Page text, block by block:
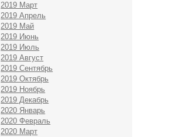
2019 Март
2019 Апрель
2019 Май
2019 Июнь
2019 Июль
2019 Август
2019 Сентябрь
2019 Октябрь
2019 Ноябрь
2019 Декабрь
2020 Январь
2020 Февраль
2020 Март